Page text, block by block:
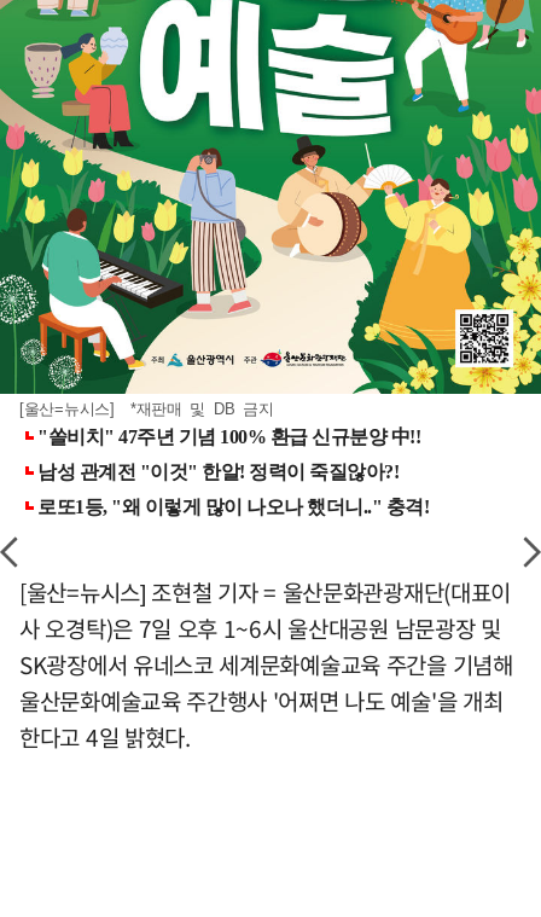
[울산=뉴시스] *재판매 및 DB 금지
[울산=뉴시스] 조현철 기자 = 울산문화관광재단(대표이
사 오경탁)은 7일 오후 1~6시 울산대공원 남문광장 및
SK광장에서 유네스코 세계문화예술교육 주간을 기념해
울산문화예술교육 주간행사 '어쩌면 나도 예술'을 개최
한다고 4일 밝혔다.